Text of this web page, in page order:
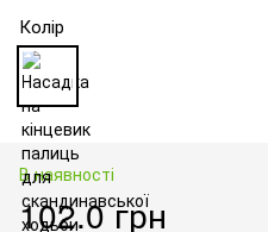
Колір
В наявності
102.0 грн